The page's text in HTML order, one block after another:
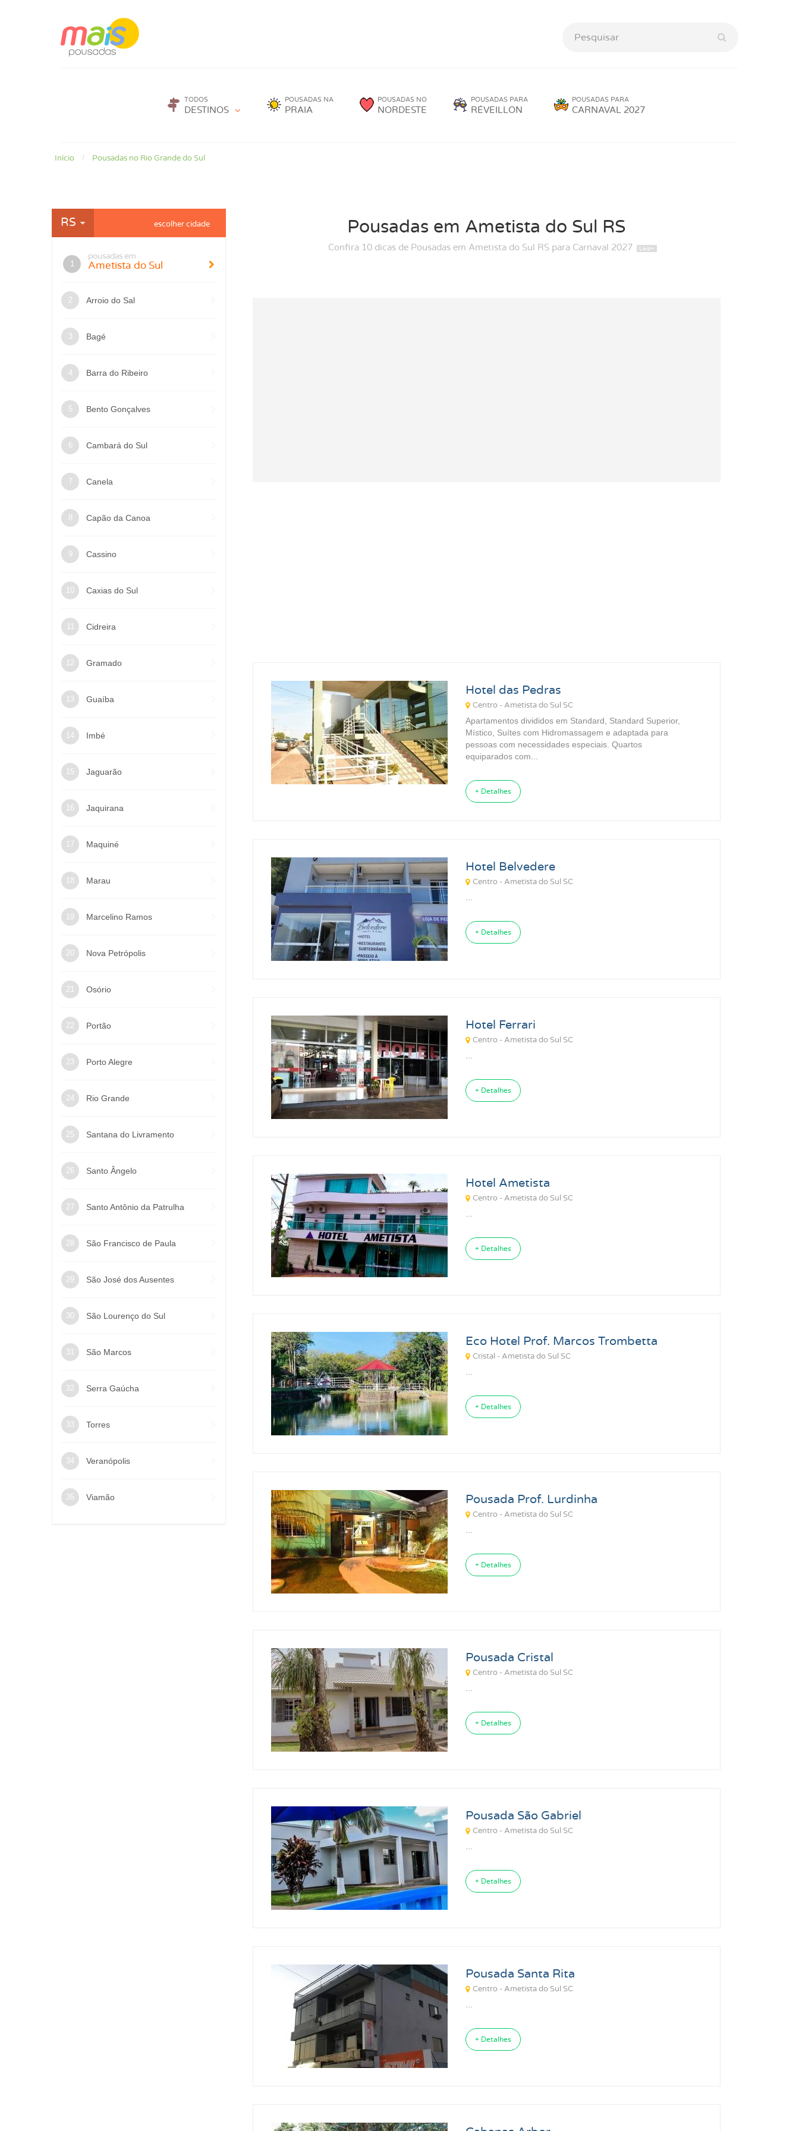
TODOS
DESTINOS
POUSADAS NA
PRAIA
POUSADAS NO
NORDESTE
POUSADAS PARA
RÉVEILLON
POUSADAS PARA
CARNAVAL 2027
Início Pousadas no Rio Grande do Sul
RS
pousadas em
Ametista do Sul
Arroio do Sal
Bagé
Barra do Ribeiro
Bento Gonçalves
Cambará do Sul
Canela
Capão da Canoa
Cassino
Caxias do Sul
Cidreira
Gramado
Guaíba
Imbé
Jaguarão
Jaquirana
Maquiné
Marau
Marcelino Ramos
Nova Petrópolis
Osório
Portão
Porto Alegre
Rio Grande
Santana do Livramento
Santo Ângelo
Santo Antônio da Patrulha
São Francisco de Paula
São José dos Ausentes
São Lourenço do Sul
São Marcos
Serra Gaúcha
Torres
Veranópolis
Viamão
Pousadas em Ametista do Sul RS
Confira 10 dicas de Pousadas em Ametista do Sul RS para Carnaval 2027
Hotel das Pedras
Centro - Ametista do Sul SC
Apartamentos divididos em Standard, Standard Superior,
Místico, Suítes com Hidromassagem e adaptada para
pessoas com necessidades especiais. Quartos
equiparados com...
+ Detalhes
Hotel Belvedere
Centro - Ametista do Sul SC
+ Detalhes
Hotel Ferrari
Centro - Ametista do Sul SC
+ Detalhes
Hotel Ametista
Centro - Ametista do Sul SC
+ Detalhes
Eco Hotel Prof. Marcos Trombetta
Cristal - Ametista do Sul SC
+ Detalhes
Pousada Prof. Lurdinha
Centro - Ametista do Sul SC
+ Detalhes
Pousada Cristal
Centro - Ametista do Sul SC
+ Detalhes
Pousada São Gabriel
Centro - Ametista do Sul SC
+ Detalhes
Pousada Santa Rita
Centro - Ametista do Sul SC
+ Detalhes